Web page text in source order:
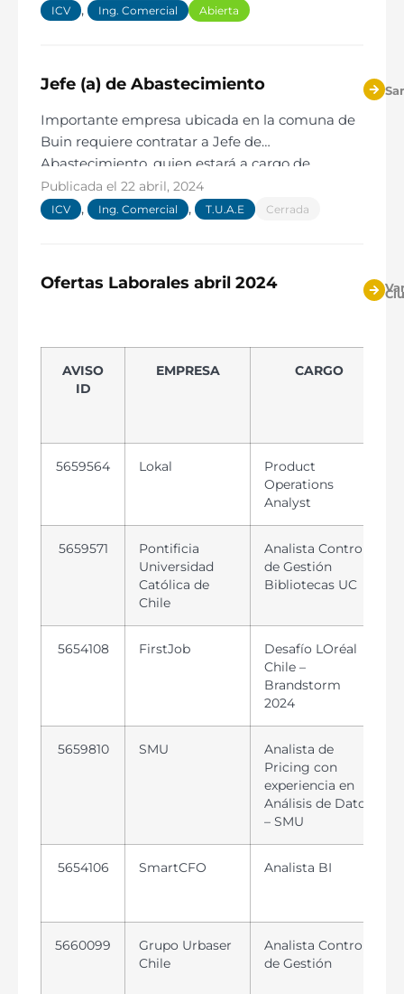
ICV , Ing. Comercial Abierta
Jefe (a) de Abastecimiento
Importante empresa ubicada en la comuna de
Buin requiere contratar a Jefe de
Abastecimiento, quien estará a cargo de
supervisar y controlar el Proceso de Compras,
tanto a nivel de productos como servicios que
Publicada el 22 abril, 2024
ICV , Ing. Comercial , T.U.A.E Cerrada
Ofertas Laborales abril 2024
AVISO
ID
EMPRESA
CARGO
5659564 Lokal
Product
Operations
Analyst
5659571
Pontificia
Universidad
Católica de
Chile
Analista Control
de Gestión
Bibliotecas UC
5654108 FirstJob
Desafío LOréal
Chile –
Brandstorm
2024
5659810 SMU
Analista de
Pricing con
experiencia en
Análisis de Datos
– SMU
5654106 SmartCFO Analista BI
5660099
Grupo Urbaser
Chile
Analista Control
de Gestión